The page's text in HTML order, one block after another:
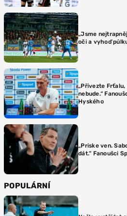
„Jsme
oči a vyhoď
„Přivezte Frťalu,
nebude.“
Hyského
„Priske ven.
dát.“ Fanoušci
POPULÁRNÍ